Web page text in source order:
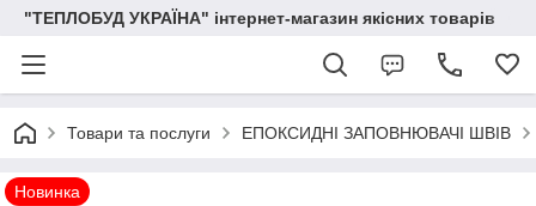
"ТЕПЛОБУД УКРАЇНА" інтернет-магазин якісних товарів
Товари та послуги ЕПОКСИДНІ ЗАПОВНЮВАЧІ ШВІВ
Новинка